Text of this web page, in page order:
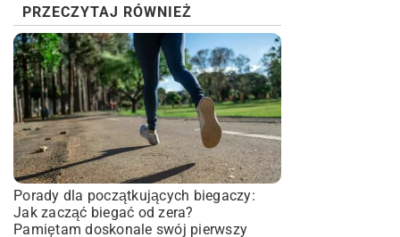
PRZECZYTAJ RÓWNIEŻ
Porady dla początkujących biegaczy:
Jak zacząć biegać od zera?
Pamiętam doskonale swój pierwszy